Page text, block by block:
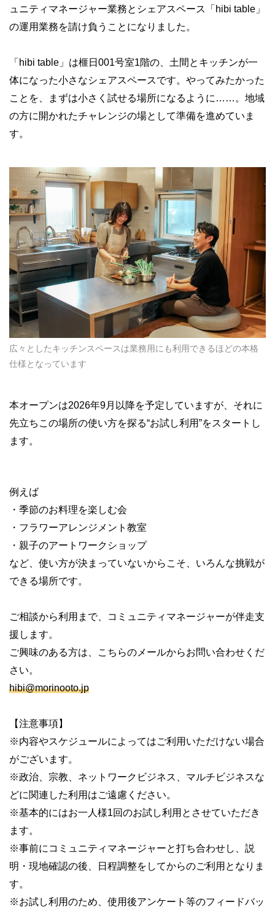
ュニティマネージャー業務とシェアスペース「hibi table」
の運用業務を請け負うことになりました。
「hibi table」は榧日001号室1階の、土間とキッチンが一
体になった小さなシェアスペースです。やってみたかった
ことを、まずは小さく試せる場所になるように……。地域
の方に開かれたチャレンジの場として準備を進めていま
す。
広々としたキッチンスペースは業務用にも利用できるほどの本格
仕様となっています
本オープンは2026年9月以降を予定していますが、それに
先立ちこの場所の使い方を探る“お試し利用”をスタートし
ます。
例えば
・季節のお料理を楽しむ会
・フラワーアレンジメント教室
・親子のアートワークショップ
など、使い方が決まっていないからこそ、いろんな挑戦が
できる場所です。
ご相談から利用まで、コミュニティマネージャーが伴走支
援します。
ご興味のある方は、こちらのメールからお問い合わせくだ
さい。
hibi@morinooto.jp
【注意事項】
※内容やスケジュールによってはご利用いただけない場合
がございます。
※政治、宗教、ネットワークビジネス、マルチビジネスな
どに関連した利用はご遠慮ください。
※基本的にはお一人様1回のお試し利用とさせていただき
ます。
※事前にコミュニティマネージャーと打ち合わせし、説
明・現地確認の後、日程調整をしてからのご利用となりま
す。
※お試し利用のため、使用後アンケート等のフィードバッ